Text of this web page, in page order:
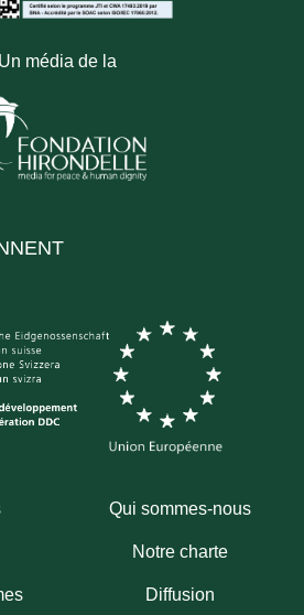
Un média de la
Qui sommes-nous
Notre charte
Diffusion